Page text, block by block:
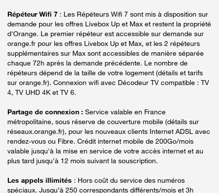
Répéteur Wifi 7 : Les Répéteurs Wifi 7 sont mis à disposition sur
demande pour les offres Livebox Up et Max et restent la propriété
d'Orange. Le premier répéteur est accessible sur demande sur
orange.fr pour les offres Livebox Up et Max, et les 2 répéteurs
supplémentaires sur Max sont accessibles de manière séparée
chaque 72h après la demande précédente. Le nombre de
répéteurs dépend de la taille de votre logement (détails et tarifs
sur orange.fr). Connexion wifi avec Décodeur TV compatible : TV
4, TV UHD 4K et TV 6.
Partage de connexion : Service valable en France
métropolitaine, sous réserve de couverture mobile (détails sur
réseaux.orange.fr), pour les nouveaux clients Internet ADSL avec
rendez-vous ou Fibre. Crédit internet mobile de 200Go/mois
valable jusqu'à la mise en service de votre accès internet et au
plus tard jusqu'à 12 mois suivant la souscription.
Les appels illimités : Hors coût du service des numéros
spéciaux. Jusqu’à 250 correspondants différents/mois et 3h